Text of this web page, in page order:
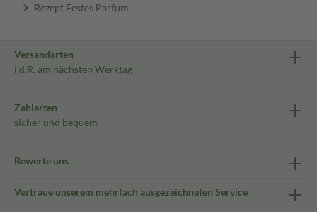
Rezept Festes Parfum
Versandarten
i.d.R. am nächsten Werktag
Zahlarten
sicher und bequem
Bewerte uns
Vertraue unserem mehrfach ausgezeichneten Service